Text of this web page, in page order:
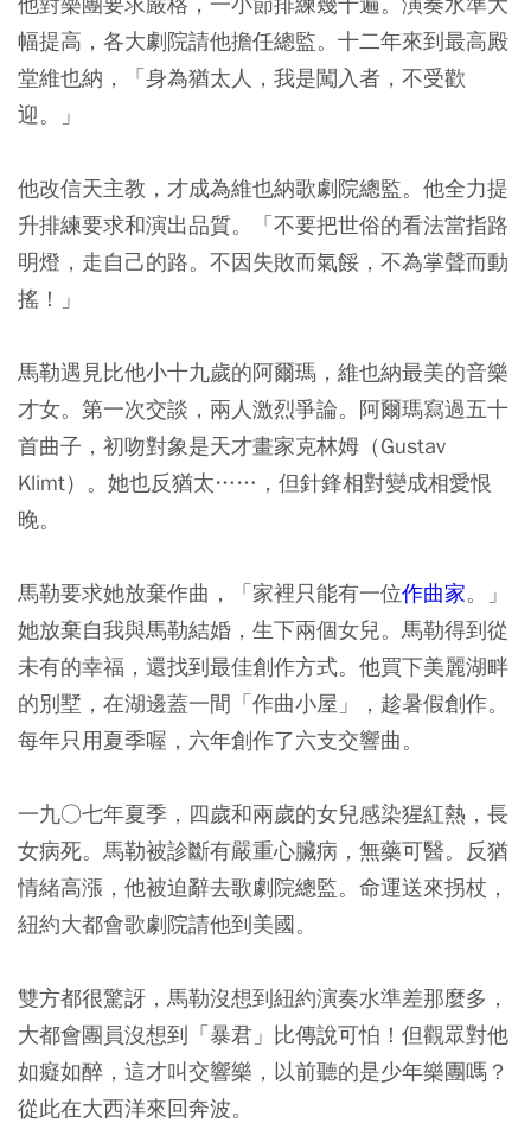
幅提高，各大劇院請他擔任總監。十二年來到最高殿
堂維也納，「身為猶太人，我是闖入者，不受歡
迎。」
他改信天主教，才成為維也納歌劇院總監。他全力提
升排練要求和演出品質。「不要把世俗的看法當指路
明燈，走自己的路。不因失敗而氣餒，不為掌聲而動
搖！」
馬勒遇見比他小十九歲的阿爾瑪，維也納最美的音樂
才女。第一次交談，兩人激烈爭論。阿爾瑪寫過五十
首曲子，初吻對象是天才畫家克林姆（Gustav
Klimt）。她也反猶太……，但針鋒相對變成相愛恨
晚。
馬勒要求她放棄作曲，「家裡只能有一位作曲家。」
她放棄自我與馬勒結婚，生下兩個女兒。馬勒得到從
未有的幸福，還找到最佳創作方式。他買下美麗湖畔
的別墅，在湖邊蓋一間「作曲小屋」，趁暑假創作。
每年只用夏季喔，六年創作了六支交響曲。
一九○七年夏季，四歲和兩歲的女兒感染猩紅熱，長
女病死。馬勒被診斷有嚴重心臟病，無藥可醫。反猶
情緒高漲，他被迫辭去歌劇院總監。命運送來拐杖，
紐約大都會歌劇院請他到美國。
雙方都很驚訝，馬勒沒想到紐約演奏水準差那麼多，
大都會團員沒想到「暴君」比傳說可怕！但觀眾對他
如癡如醉，這才叫交響樂，以前聽的是少年樂團嗎？
從此在大西洋來回奔波。